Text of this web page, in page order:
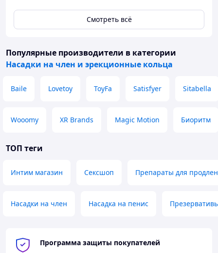
Смотреть всё
Популярные производители в категории
Насадки на член и эрекционные кольца
Baile Lovetoy ToyFa Satisfyer Sitabella
Wooomy XR Brands Magic Motion Биоритм
ТОП теги
Интим магазин Сексшоп Препараты для
Насадки на член Насадка на пенис
Программа защиты покупателей